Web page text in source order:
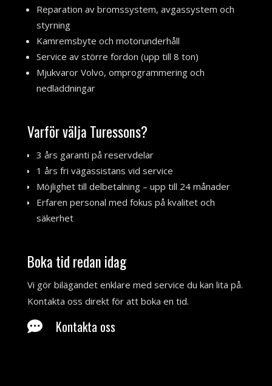
Reparation av bromssystem, avgassystem och
styrning
Kamremsbyte och motorunderhåll
Service av större fordon (upp till 8 ton)
Mjukvaror Volvo, omprogrammering och
nedladdningar
Varför välja Turessons?
3 års garanti på reservdelar
1 års fri vägassistans vid service
Möjlighet till delbetalning – upp till 24 månader
Erfaren personal med fokus på kvalitet och
säkerhet
Boka tid redan idag
Vi gör bilägandet enklare med service du kan lita på.
Kontakta oss direkt för att boka en tid.
 Kontakta oss